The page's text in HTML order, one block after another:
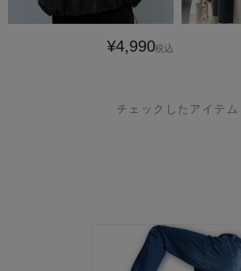
¥4,990税込
チェックしたアイテム